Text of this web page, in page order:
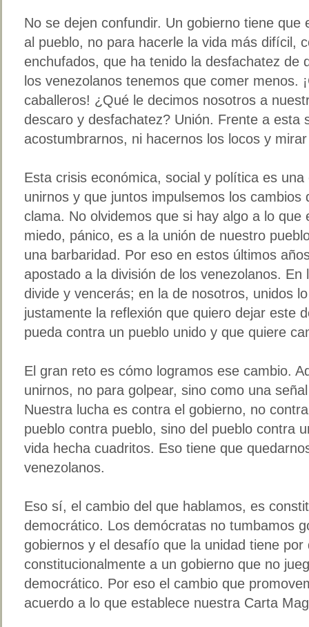
No se dejen confundir. Un gobierno tiene
al pueblo, no para hacerle la vida más difícil,
enchufados, que ha tenido la desfachatez de
los venezolanos tenemos que comer menos.
caballeros! ¿Qué le decimos nosotros a
descaro y desfachatez? Unión. Frente a esta
acostumbrarnos, ni hacernos los locos y
Esta crisis económica, social y política es
unirnos y que juntos impulsemos los cambios
clama. No olvidemos que si hay algo a lo que
miedo, pánico, es a la unión de nuestro
una barbaridad. Por eso en estos últimos
apostado a la división de los venezolanos.
divide y vencerás; en la de nosotros, unidos
justamente la reflexión que quiero dejar este
pueda contra un pueblo unido y que quiere
El gran reto es cómo logramos ese cambio.
unirnos, no para golpear, sino como una
Nuestra lucha es contra el gobierno, no
pueblo contra pueblo, sino del pueblo contra
vida hecha cuadritos. Eso tiene que
venezolanos.
Eso sí, el cambio del que hablamos, es
democrático. Los demócratas no tumbamos
gobiernos y el desafío que la unidad tiene
constitucionalmente a un gobierno que no
democrático. Por eso el cambio que
acuerdo a lo que establece nuestra Carta